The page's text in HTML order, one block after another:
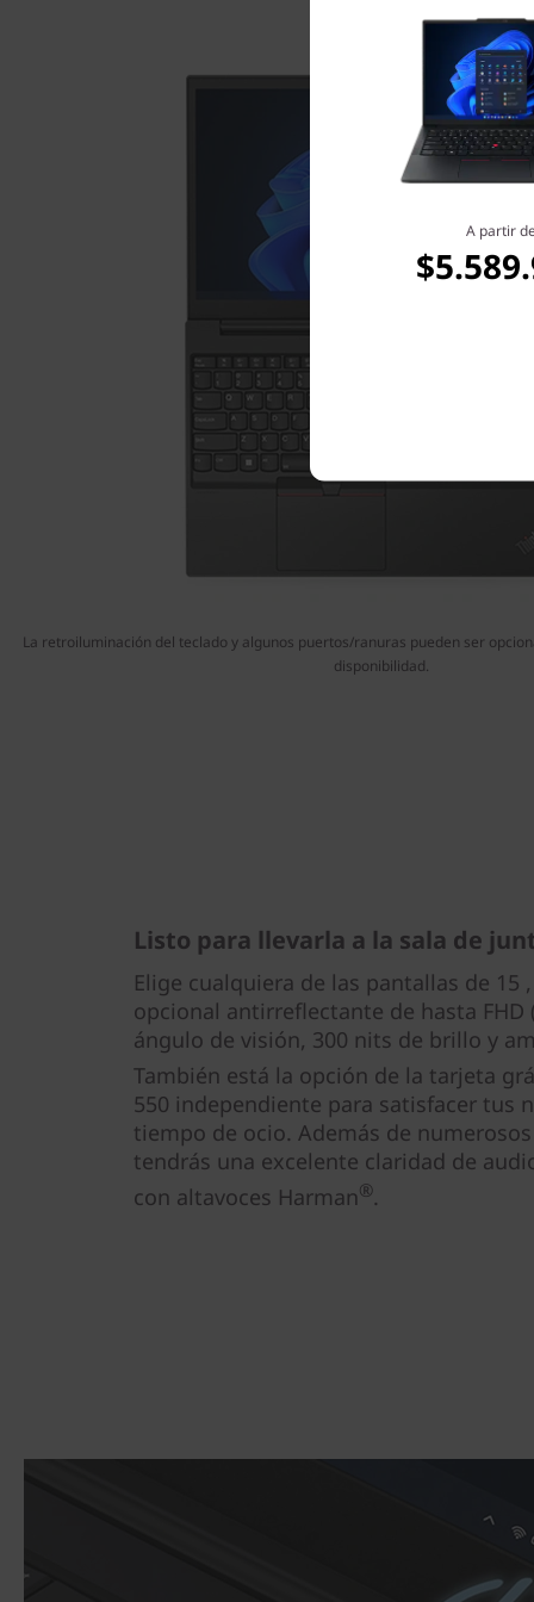
La retroiluminación del teclado y algunos puertos/ranuras pueden ser
disponibilidad.
Listo para llevarla a la sala de
Elige cualquiera de las pantallas de
opcional antirreflectante de hasta FHD
ángulo de visión, 300 nits de brillo y
También está la opción de la tarjeta
550 independiente para satisfacer tus
tiempo de ocio. Además de
tendrás una excelente claridad de
con altavoces Harman®.
A partir